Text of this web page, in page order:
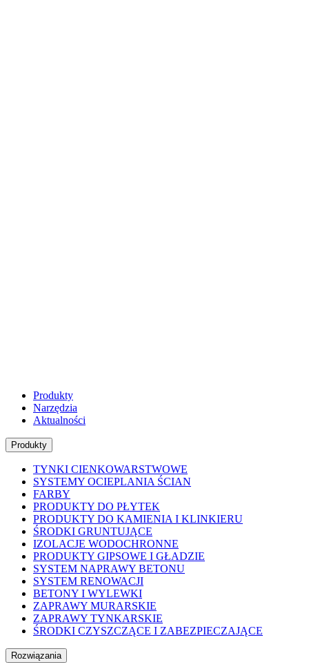
Produkty
Narzędzia
Aktualności
Produkty
TYNKI CIENKOWARSTWOWE
SYSTEMY OCIEPLANIA ŚCIAN
FARBY
PRODUKTY DO PŁYTEK
PRODUKTY DO KAMIENIA I KLINKIERU
ŚRODKI GRUNTUJĄCE
IZOLACJE WODOCHRONNE
PRODUKTY GIPSOWE I GŁADZIE
SYSTEM NAPRAWY BETONU
SYSTEM RENOWACJI
BETONY I WYLEWKI
ZAPRAWY MURARSKIE
ZAPRAWY TYNKARSKIE
ŚRODKI CZYSZCZĄCE I ZABEZPIECZAJĄCE
Rozwiązania